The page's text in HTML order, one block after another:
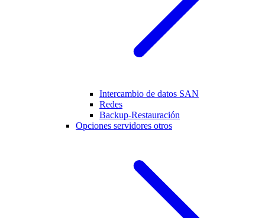
Intercambio de datos SAN
Redes
Backup-Restauración
Opciones servidores otros